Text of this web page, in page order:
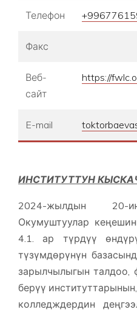
Телефон
Факс
Веб-
сайт
https://
E-mail
ИНСТИТУТТУН
2024-жылдын 20-
Окумуштуулар
4.1. ар түрдүү
түзүмдөрүнүн
зарылчылыгын талдоо,
берүү
колледждердин